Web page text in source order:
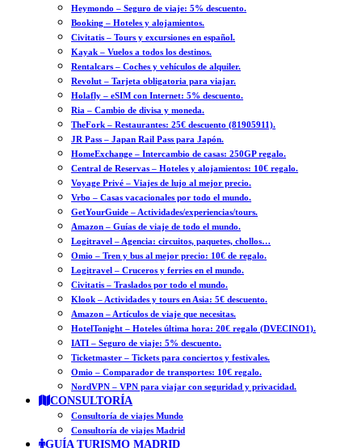
Heymondo – Seguro de viaje: 5% descuento.
Booking – Hoteles y alojamientos.
Civitatis – Tours y excursiones en español.
Kayak – Vuelos a todos los destinos.
Rentalcars – Coches y vehículos de alquiler.
Revolut – Tarjeta obligatoria para viajar.
Holafly – eSIM con Internet: 5% descuento.
Ria – Cambio de divisa y moneda.
TheFork – Restaurantes: 25€ descuento (81905911).
JR Pass – Japan Rail Pass para Japón.
HomeExchange – Intercambio de casas: 250GP regalo.
Central de Reservas – Hoteles y alojamientos: 10€ regalo.
Voyage Privé – Viajes de lujo al mejor precio.
Vrbo – Casas vacacionales por todo el mundo.
GetYourGuide – Actividades/experiencias/tours.
Amazon – Guías de viaje de todo el mundo.
Logitravel – Agencia: circuitos, paquetes, chollos…
Omio – Tren y bus al mejor precio: 10€ de regalo.
Logitravel – Cruceros y ferries en el mundo.
Civitatis – Traslados por todo el mundo.
Klook – Actividades y tours en Asia: 5€ descuento.
Amazon – Artículos de viaje que necesitas.
HotelTonight – Hoteles última hora: 20€ regalo (DVECINO1).
IATI – Seguro de viaje: 5% descuento.
Ticketmaster – Tickets para conciertos y festivales.
Omio – Comparador de transportes: 10€ regalo.
NordVPN – VPN para viajar con seguridad y privacidad.
CONSULTORÍA
Consultoría de viajes Mundo
Consultoría de viajes Madrid
GUÍA TURISMO MADRID